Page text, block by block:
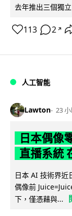
去年推出三個獨
113 2 ↗
人工智能
Lawton 23
日本偶像
直播系統
日本 AI 技術界近
偶像前
下，僅憑藉與...